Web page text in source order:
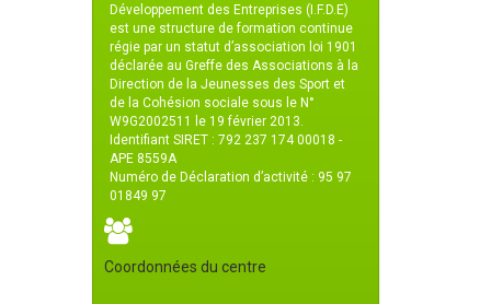
Développement des Entreprises (I.F.D.E)
est une structure de formation continue
régie par un statut d’association loi 1901
déclarée au Greffe des Associations à la
Direction de la Jeunesses des Sport et
de la Cohésion sociale sous le N°
W9G2002511 le 19 février 2013.
Identifiant SIRET : 792 237 174 00018 -
APE 8559A
Numéro de Déclaration d’activité : 95 97
01849 97
Coordonnées du centre